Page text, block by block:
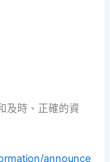
及時、正確的資
announce